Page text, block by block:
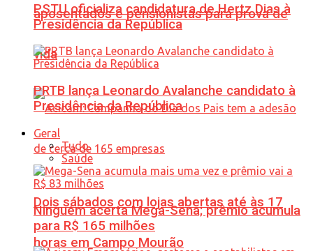
aposentados e pensionistas para prova de
vida
Dois sábados com lojas abertas até às 17
horas em Campo Mourão
PSTU oficializa candidatura de Hertz Dias à
Presidência da República
PRTB lança Leonardo Avalanche candidato à
Presidência da República
Geral
Tudo
Saúde
Ninguém acerta Mega-Sena; prêmio acumula
para R$ 165 milhões